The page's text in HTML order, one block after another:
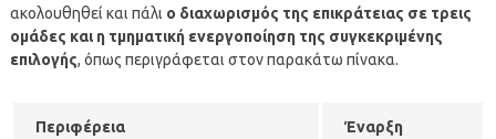
ακολουθηθεί και πάλι ο διαχωρισμός της επικράτειας σε τρεις
ομάδες και η τμηματική ενεργοποίηση της συγκεκριμένης
επιλογής, όπως περιγράφεται στον παρακάτω πίνακα.
Περιφέρεια
Έναρξη